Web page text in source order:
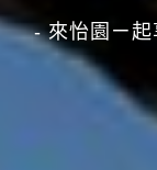
- 來怡園ㄧ